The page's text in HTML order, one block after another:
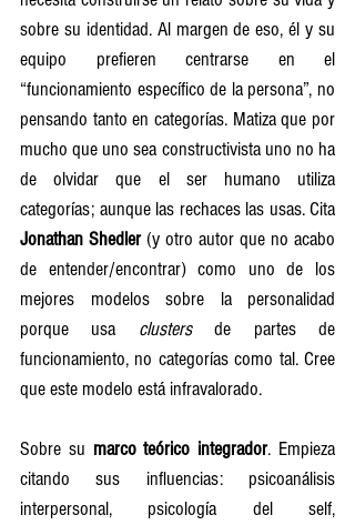
sobre su identidad. Al margen de eso, él y su
equipo prefieren centrarse en el
“funcionamiento específico de la persona”, no
pensando tanto en categorías. Matiza que por
mucho que uno sea constructivista uno no ha
de olvidar que el ser humano utiliza
Jonathan Shedler (y otro autor que no acabo
de entender/encontrar) como uno de los
mejores modelos sobre la personalidad
porque usa clusters de partes de
funcionamiento, no categorías como tal. Cree
que este modelo está infravalorado.
Sobre su marco teórico integrador. Empieza
citando sus influencias: psicoanálisis
interpersonal, psicología del self,